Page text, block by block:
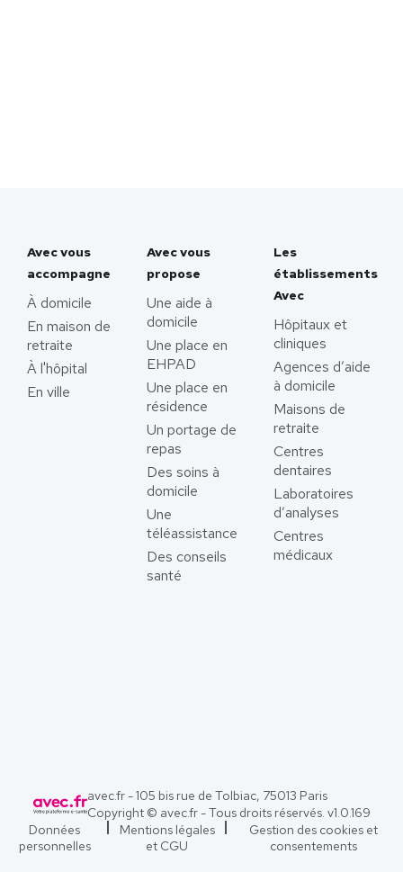
Avec vous
accompagne
À domicile
En maison de
retraite
À l'hôpital
En ville
Avec vous
propose
Une aide à
domicile
Une place en
EHPAD
Une place en
résidence
Un portage de
repas
Des soins à
domicile
Une
téléassistance
Des conseils
santé
Les
établissements
Avec
Hôpitaux et
cliniques
Agences d’aide
à domicile
Maisons de
retraite
Centres
dentaires
Laboratoires
d’analyses
Centres
médicaux
avec.fr - 105 bis rue de Tolbiac, 75013 Paris
Copyright © avec.fr - Tous droits réservés. v1.0.169
Données
personnelles
Mentions légales
et CGU
Gestion des cookies et
consentements